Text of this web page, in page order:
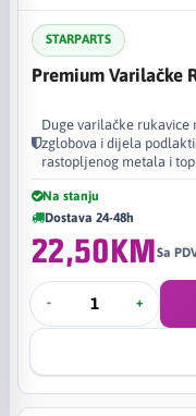
STARPARTS
Premium Varilačke
Duge varilačke rukavice
zglobova i dijela
rastopljenog metala i
Na stanju
Dostava 24-48h
22,50KMSa
- +